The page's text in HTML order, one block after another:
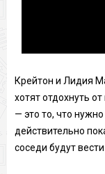
Крейтон и Лидия
хотят отдохнуть
— это то, что
действительно
соседи будут